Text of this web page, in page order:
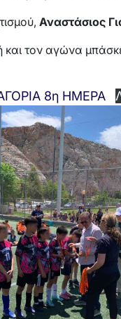
Αναστάσιος
και τον αγώνα
8η ΗΜΕΡΑ